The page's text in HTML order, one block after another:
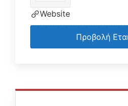
Website
Προβολή